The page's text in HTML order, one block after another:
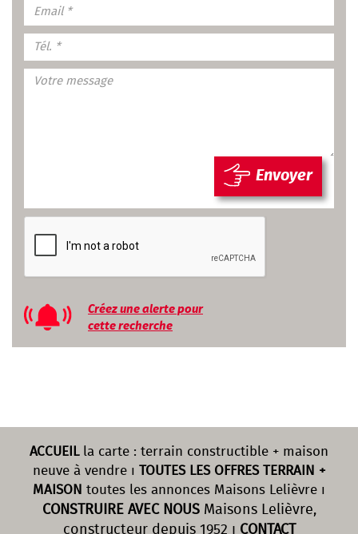
Créez une alerte pour
cette recherche
ACCUEILla carte : terrain constructible + maison
neuve à vendre ı TOUTES LES OFFRES TERRAIN +
MAISON toutes les annonces Maisons Lelièvre ı
CONSTRUIRE AVEC NOUSMaisons Lelièvre,